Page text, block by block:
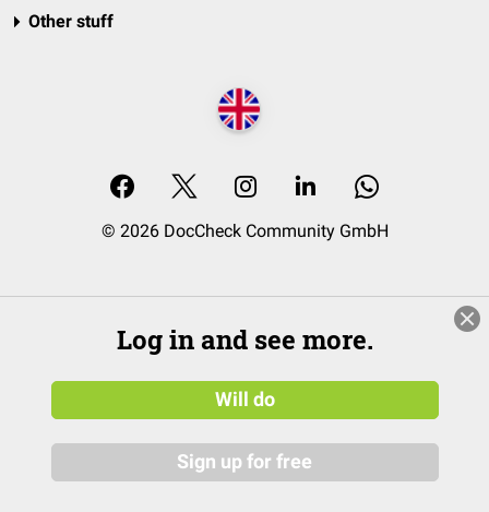
Other stuff
© 2026 DocCheck Community GmbH
Log in and see more.
Will do
Sign up for free